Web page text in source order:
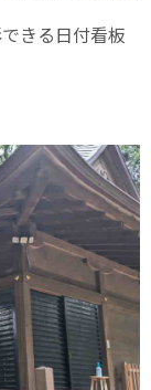
きる日付看板